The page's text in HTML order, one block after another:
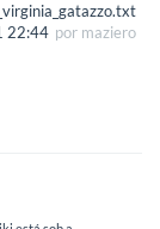
22:44 por maziero